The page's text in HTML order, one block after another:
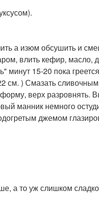
а изюм обсушить и
влить кефир, масло,
минут 15-20 пока
см. ) Смазать
верх разровнять.
манник немного
джемом
а то уж слишком